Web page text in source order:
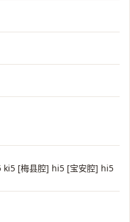
[梅县腔] hi5 [宝安腔] hi5